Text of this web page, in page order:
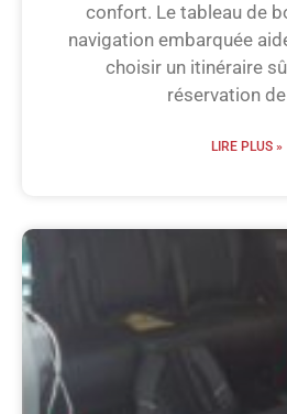
confort. Le tableau de
navigation embarquée
choisir un itinéraire
réservation
LIRE PLUS »